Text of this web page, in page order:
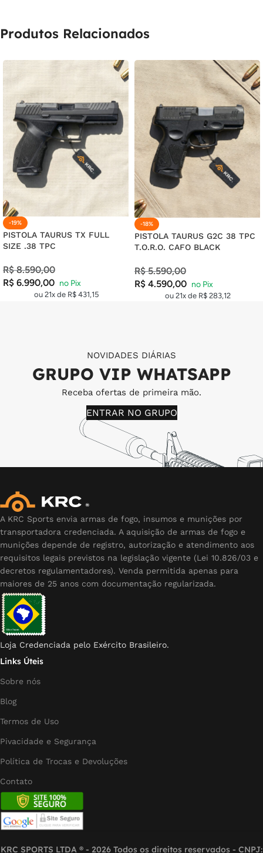
Produtos Relacionados
-19%
PISTOLA TAURUS TX FULL
SIZE .38 TPC
R$8.590,00
R$ 6.990,00
ou 21x de R$431,15
-18%
PISTOLA TAURUS G2C 38 TPC
T.O.R.O. CAFO BLACK
R$5.590,00
R$ 4.590,00
ou 21x de R$283,12
NOVIDADES DIÁRIAS
GRUPO VIP WHATSAPP
Receba ofertas de primeira mão.
ENTRAR NO GRUPO
A KRC Sports envia armas de fogo, insumos e munições por
transportadora credenciada. A aquisição de armas de fogo e
munições depende de registro, autorização e atendimento aos
requisitos legais previstos na legislação vigente (Lei 10.826/03 e
decretos regulamentadores). Venda permitida apenas para
maiores de 25 anos com documentação regularizada.
Loja Credenciada pelo Exército Brasileiro.
Links Úteis
Sobre nós
Blog
Termos de Uso
Pivacidade e Segurança
Política de Trocas e Devoluções
Contato
KRC SPORTS LTDA ® - 2026 Todos os direitos reservados - CNPJ: